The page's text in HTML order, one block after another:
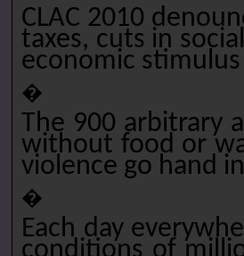
CLAC 2010
taxes, cuts in
economic
�
The 900 arbitrary
without food or
violence go hand
�
Each day